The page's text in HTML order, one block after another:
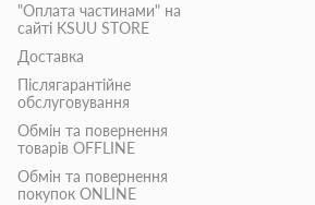
"Оплата частинами" на
сайті KSUU STORE
Доставка
Післягарантійне
обслуговування
Обмін та повернення
товарів OFFLINE
Обмін та повернення
покупок ONLINE